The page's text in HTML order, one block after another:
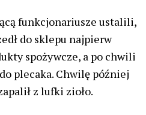
funkcjonariusze ustalili,
do sklepu najpierw
spożywcze, a po chwili
plecaka. Chwilę później
z lufki zioło.